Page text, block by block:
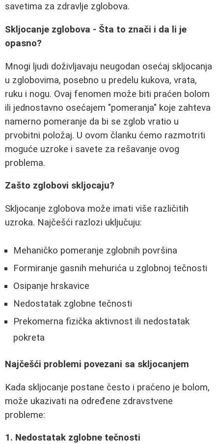
savetima za zdravlje zglobova.
Skljocanje zglobova - Šta to znači i da li je
opasno?
Mnogi ljudi doživljavaju neugodan osećaj skljocanja
u zglobovima, posebno u predelu kukova, vrata,
ruku i nogu. Ovaj fenomen može biti praćen bolom
ili jednostavno osećajem "pomeranja" koje zahteva
namerno pomeranje da bi se zglob vratio u
prvobitni položaj. U ovom članku ćemo razmotriti
moguće uzroke i savete za rešavanje ovog
problema.
Zašto zglobovi skljocaju?
Skljocanje zglobova može imati više različitih
uzroka. Najčešći razlozi uključuju:
Mehaničko pomeranje zglobnih površina
Formiranje gasnih mehurića u zglobnoj tečnosti
Osipanje hrskavice
Nedostatak zglobne tečnosti
Prekomerna fizička aktivnost ili nedostatak
pokreta
Najčešći problemi povezani sa skljocanjem
Kada skljocanje postane često i praćeno je bolom,
može ukazivati na određene zdravstvene
probleme:
1. Nedostatak zglobne tečnosti